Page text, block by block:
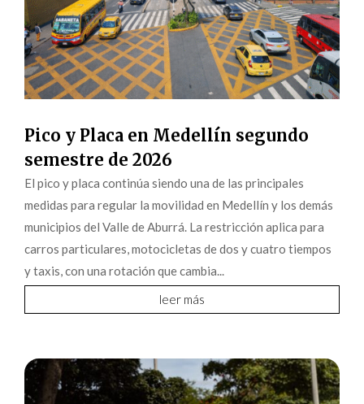
Pico y Placa en Medellín segundo
semestre de 2026
El pico y placa continúa siendo una de las principales
medidas para regular la movilidad en Medellín y los demás
municipios del Valle de Aburrá. La restricción aplica para
carros particulares, motocicletas de dos y cuatro tiempos
y taxis, con una rotación que cambia...
leer más